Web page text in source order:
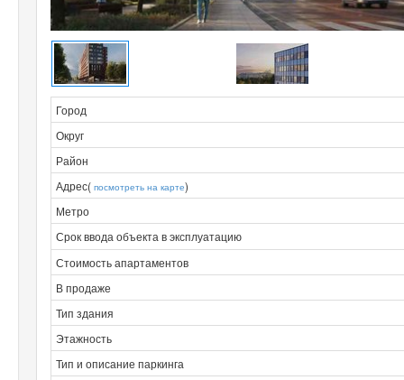
Город
Округ
Район
Адрес( посмотреть на карте)
Метро
Срок ввода объекта в эксплуатацию
Стоимость апартаментов
В продаже
Тип здания
Этажность
Тип и описание паркинга